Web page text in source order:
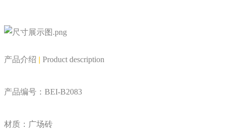
产品介绍 | Product description
产品编号：BEI-B2083
材质：广场砖